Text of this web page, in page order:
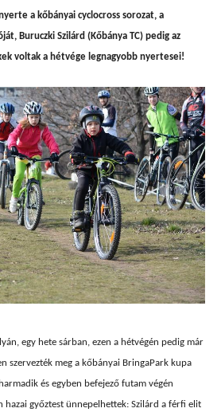
a kőbányai cyclocross sorozat, a
Buruczki Szilárd (Kőbánya TC) pedig az
voltak a hétvége legnagyobb nyertesei!
egy hete sárban, ezen a hétvégén pedig már
szervezték meg a kőbányai BringaPark kupa
és egyben befejező futam végén
hazai győztest ünnepelhettek: Szilárd a férfi elit